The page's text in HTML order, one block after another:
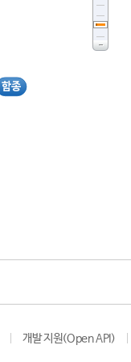
함종
개발 지원(Open API)